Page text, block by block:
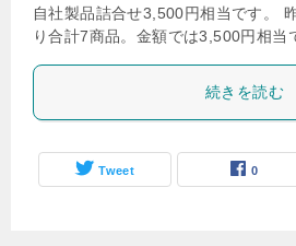
自社製品詰合せ3,500円相当です。
り合計7商品。金額では3,500円相
続きを読む
Tweet 0